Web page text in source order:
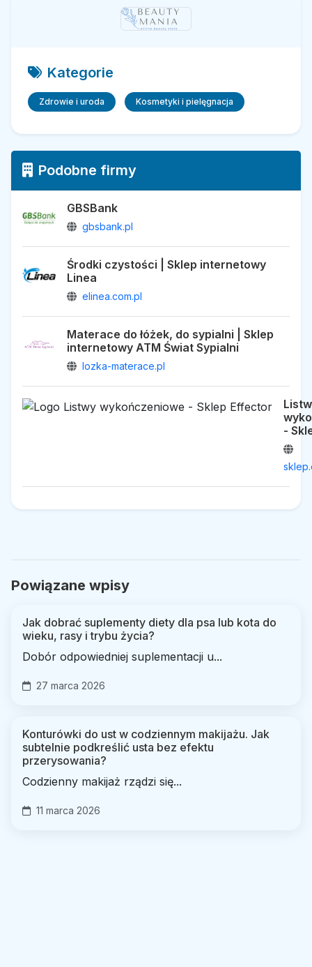
Kategorie
Zdrowie i uroda Kosmetyki i pielęgnacja
Podobne firmy
GBSBank
gbsbank.pl
Środki czystości | Sklep internetowy
Linea
elinea.com.pl
Materace do łóżek, do sypialni | Sklep
internetowy ATM Świat Sypialni
lozka-materace.pl
-
Powiązane wpisy
Jak dobrać suplementy diety dla psa lub kota do
wieku, rasy i trybu życia?
Dobór odpowiedniej suplementacji u...
27 marca 2026
Konturówki do ust w codziennym makijażu. Jak
subtelnie podkreślić usta bez efektu
przerysowania?
Codzienny makijaż rządzi się...
11 marca 2026